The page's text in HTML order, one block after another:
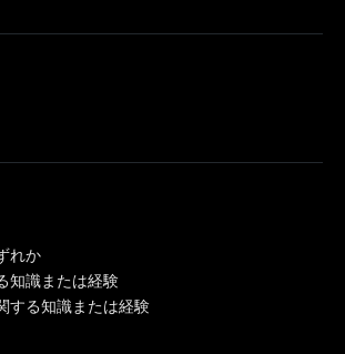
れか
知識または経験
する知識または経験